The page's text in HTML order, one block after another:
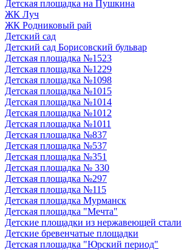
Детская площадка на Пушкина
ЖК Луч
ЖК Родниковый рай
Детский сад
Детский сад Борисовский бульвар
Детская площадка №1523
Детская площадка №1229
Детская площадка №1098
Детская площадка №1015
Детская площадка №1014
Детская площадка №1012
Детская площадка №1011
Детская площадка №837
Детская площадка №537
Детская площадка №351
Детская площадка № 330
Детская площадка №297
Детская площадка №115
Детская площадка Мурманск
Детская площадка "Мечта"
Детские площадки из нержавеющей стали
Детские бревенчатые площадки
Детская площадка "Юрский период"